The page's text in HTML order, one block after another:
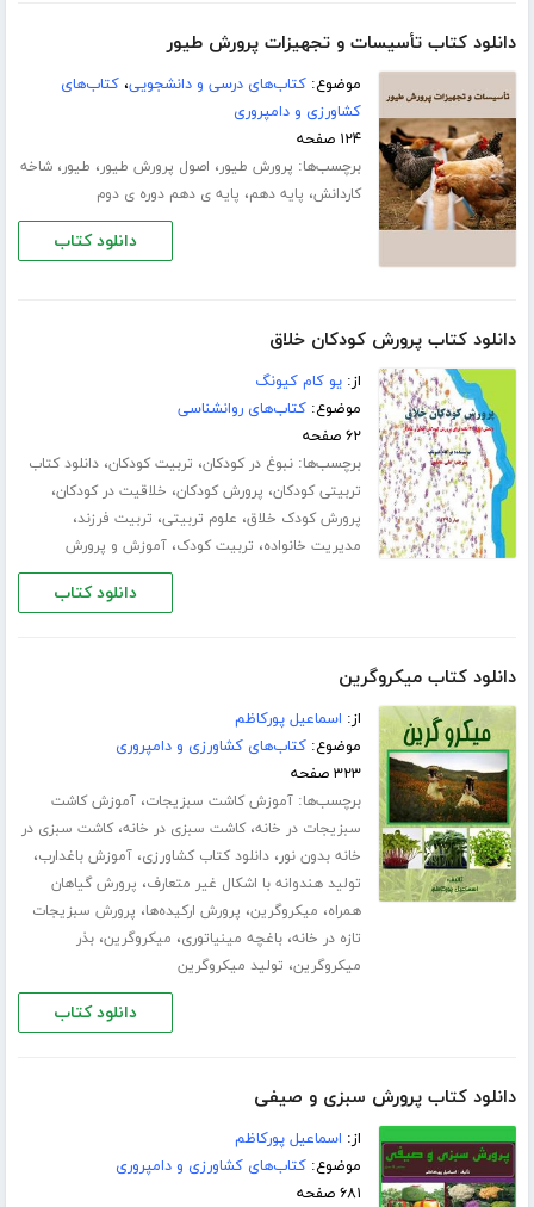
دانلود کتاب تأسیسات و تجهیزات پرورش طیور
موضوع:کتاب‌های درسی و دانشجویی،کتاب‌های
کشاورزی و دامپروری
۱۲۴ صفحه
برچسب‌ها: پرورش طیور، اصول پرورش طیور، طیور،شاخه
کاردانش، پایه دهم، پایه ی دهم دوره ی دوم
دانلود کتاب
دانلود کتاب پرورش کودکان خلاق
از:یو کام کیونگ
موضوع:کتاب‌های روانشناسی
۶۲ صفحه
برچسب‌ها:نبوغ در کودکان، تربیت کودکان،دانلود کتاب
تربیتی کودکان، پرورش کودکان، خلاقیت در کودکان،
پرورش کودک خلاق، علوم تربیتی، تربیت فرزند،
مدیریت خانواده، تربیت کودک،آموزش و پرورش
دانلود کتاب
دانلود کتاب میکروگرین
از: اسماعیل پورکاظم
موضوع:کتاب‌های کشاورزی و دامپروری
۳۲۳ صفحه
برچسب‌ها:آموزش کاشت سبزیجات،آموزش کاشت
سبزیجات در خانه،کاشت سبزی در خانه،کاشت سبزی در
خانه بدون نور،دانلود کتاب کشاورزی،آموزش باغدارب،
تولید هندوانه با اشکال غیر متعارف، پرورش گیاهان
همراه، میکروگرین، پرورش ارکیده‌ها، پرورش سبزیجات
تازه در خانه،باغچه مینیاتوری، میکروگرین،بذر
میکروگرین، تولید میکروگرین
دانلود کتاب
دانلود کتاب پرورش سبزی و صیفی
از: اسماعیل پورکاظم
موضوع:کتاب‌های کشاورزی و دامپروری
۶۸۱ صفحه